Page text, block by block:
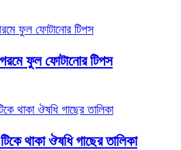
ফুল ফোটানোর টিপস
থাকা ঔষধি গাছের তালিকা